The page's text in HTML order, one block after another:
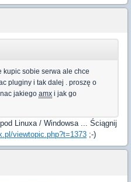
kupic sobie serwa ale chce
pluginy i tak dalej . proszę o
jakiego amx i jak go
Linuxa / Windowsa ... Ściągnij
viewtopic.php?t=1373 ;-)